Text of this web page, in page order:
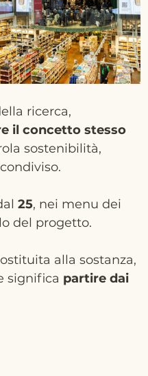
ricerca,
il concetto stesso
sostenibilità,
25, nei menu dei
del progetto.
alla sostanza,
significa partire dai